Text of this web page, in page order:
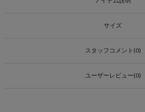
サイズ
スタッフコメント(0)
ユーザーレビュー(0)